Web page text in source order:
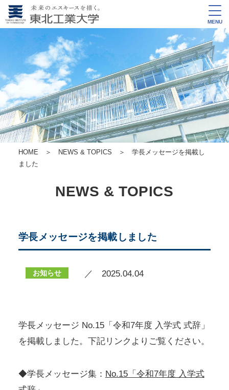
MENU
HOME ＞ NEWS & TOPICS ＞ 学長メッセージを掲載し
ました
NEWS & TOPICS
学長メッセージを掲載しました
お知らせ ／ 2025.04.04
学長メッセージ No.15「令和7年度 入学式 式辞」
を掲載しました。下記リンクよりご覧ください。
◆学長メッセージ集： No.15「令和7年度 入学式